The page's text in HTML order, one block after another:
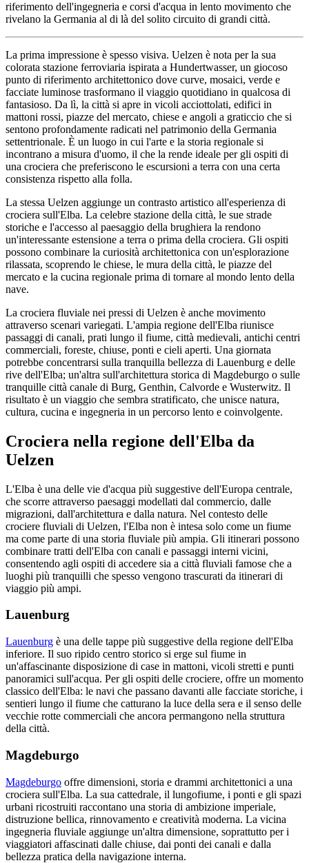
riferimento dell'ingegneria e corsi d'acqua in lento movimento che
rivelano la Germania al di là del solito circuito di grandi città.
La prima impressione è spesso visiva. Uelzen è nota per la sua
colorata stazione ferroviaria ispirata a Hundertwasser, un giocoso
punto di riferimento architettonico dove curve, mosaici, verde e
facciate luminose trasformano il viaggio quotidiano in qualcosa di
fantasioso. Da lì, la città si apre in vicoli acciottolati, edifici in
mattoni rossi, piazze del mercato, chiese e angoli a graticcio che si
sentono profondamente radicati nel patrimonio della Germania
settentrionale. È un luogo in cui l'arte e la storia regionale si
incontrano a misura d'uomo, il che la rende ideale per gli ospiti di
una crociera che preferiscono le escursioni a terra con una certa
consistenza rispetto alla folla.
La stessa Uelzen aggiunge un contrasto artistico all'esperienza di
crociera sull'Elba. La celebre stazione della città, le sue strade
storiche e l'accesso al paesaggio della brughiera la rendono
un'interessante estensione a terra o prima della crociera. Gli ospiti
possono combinare la curiosità architettonica con un'esplorazione
rilassata, scoprendo le chiese, le mura della città, le piazze del
mercato e la cucina regionale prima di tornare al mondo lento della
nave.
La crociera fluviale nei pressi di Uelzen è anche movimento
attraverso scenari variegati. L'ampia regione dell'Elba riunisce
passaggi di canali, prati lungo il fiume, città medievali, antichi centri
commerciali, foreste, chiuse, ponti e cieli aperti. Una giornata
potrebbe concentrarsi sulla tranquilla bellezza di Lauenburg e delle
rive dell'Elba; un'altra sull'architettura storica di Magdeburgo o sulle
tranquille città canale di Burg, Genthin, Calvorde e Wusterwitz. Il
risultato è un viaggio che sembra stratificato, che unisce natura,
cultura, cucina e ingegneria in un percorso lento e coinvolgente.
Crociera nella regione dell'Elba da
Uelzen
L'Elba è una delle vie d'acqua più suggestive dell'Europa centrale,
che scorre attraverso paesaggi modellati dal commercio, dalle
migrazioni, dall'architettura e dalla natura. Nel contesto delle
crociere fluviali di Uelzen, l'Elba non è intesa solo come un fiume
ma come parte di una storia fluviale più ampia. Gli itinerari possono
combinare tratti dell'Elba con canali e passaggi interni vicini,
consentendo agli ospiti di accedere sia a città fluviali famose che a
luoghi più tranquilli che spesso vengono trascurati da itinerari di
viaggio più ampi.
Lauenburg
Lauenburg è una delle tappe più suggestive della regione dell'Elba
inferiore. Il suo ripido centro storico si erge sul fiume in
un'affascinante disposizione di case in mattoni, vicoli stretti e punti
panoramici sull'acqua. Per gli ospiti delle crociere, offre un momento
classico dell'Elba: le navi che passano davanti alle facciate storiche, i
sentieri lungo il fiume che catturano la luce della sera e il senso delle
vecchie rotte commerciali che ancora permangono nella struttura
della città.
Magdeburgo
Magdeburgo offre dimensioni, storia e drammi architettonici a una
crociera sull'Elba. La sua cattedrale, il lungofiume, i ponti e gli spazi
urbani ricostruiti raccontano una storia di ambizione imperiale,
distruzione bellica, rinnovamento e creatività moderna. La vicina
ingegneria fluviale aggiunge un'altra dimensione, soprattutto per i
viaggiatori affascinati dalle chiuse, dai ponti dei canali e dalla
bellezza pratica della navigazione interna.